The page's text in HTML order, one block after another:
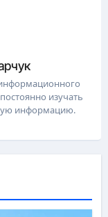
изучать
информацию.